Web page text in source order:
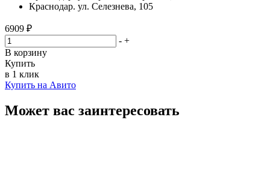
Краснодар. ул. Селезнева, 105
6909 ₽
- +
В корзину
Купить
в 1 клик
Купить на Авито
Может вас заинтересовать